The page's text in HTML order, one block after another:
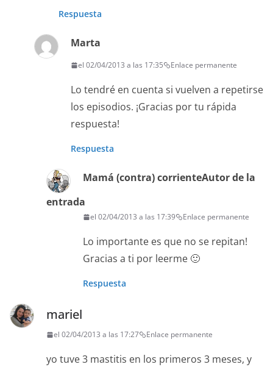
Respuesta
Marta
el 02/04/2013 a las 17:35 Enlace permanente
Lo tendré en cuenta si vuelven a repetirse
los episodios. ¡Gracias por tu rápida
respuesta!
Respuesta
Mamá (contra) corrienteAutor de la
entrada
el 02/04/2013 a las 17:39 Enlace permanente
Lo importante es que no se repitan!
Gracias a ti por leerme 🙂
Respuesta
mariel
el 02/04/2013 a las 17:27 Enlace permanente
yo tuve 3 mastitis en los primeros 3 meses, y